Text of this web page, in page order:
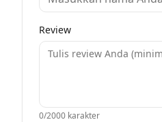
Review
0/2000 karakter